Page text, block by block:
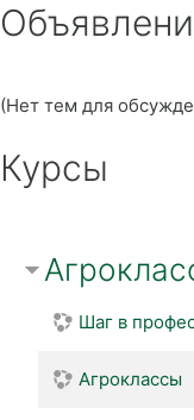
(Нет тем для
Курсы
Шаг в
Агроклассы